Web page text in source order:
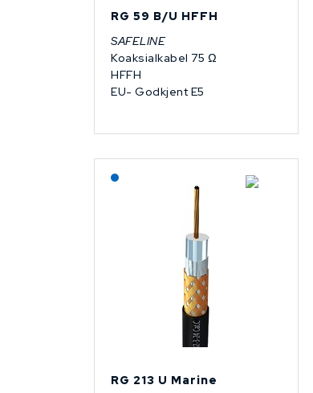
RG 59 B/U HFFH
SAFELINE
Koaksialkabel 75 Ω
HFFH
EU- Godkjent E5
RG 213 U Marine